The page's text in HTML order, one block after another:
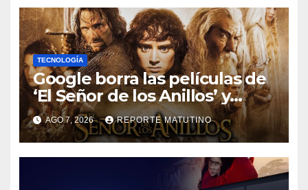
TECNOLOGÍA
Google borra las películas de
‘El Señor de los Anillos’ y
reabre el debate sobre la
propiedad digital
AGO 7, 2026 REPORTE MATUTINO